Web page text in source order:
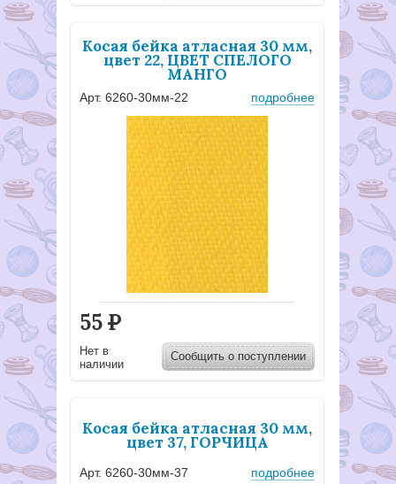
Косая бейка атласная 30 мм,
цвет 22, ЦВЕТ СПЕЛОГО
МАНГО
Арт. 6260-30мм-22 подробнее
55Р
Нет в
наличии
Сообщить о поступлении
Косая бейка атласная 30 мм,
цвет 37, ГОРЧИЦА
Арт. 6260-30мм-37 подробнее